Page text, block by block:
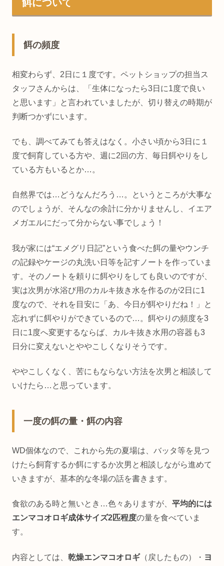
餌について
餌の頻度
相変わらず、2日に１度です。ペットショップの担当ス
タッフさんからは、「生体になったら3日に1度で良い
と思います」と言われていましたが、切り替えの時期が
判断つかずにいます。
でも、調べてみても答えはなく。小さい頃から3日に１
度で飼育している方や、週に2回の方、毎日餌やりをし
ている方もいるとか…。
自然界では…どうなんだろう…。というところが大事な
のでしょうが、そんなの余計に分かりませんし、イエア
メガエルにだって分からない事でしょう！
我が家には“エメグリ日記”という食べた餌の量やウンチ
の記録やケージの丸洗い日等を記すノートを作っていま
す。そのノートを頼りに餌やりをしても良いのですが、
実は次男が水浴び用のカルキ抜き水を作るのが2日に1
度なので、それを目安に「あ、今日が餌やりだね！」と
忘れずに餌やりができているので…。餌やりの頻度を3
日に1度へ変更するならば、カルキ抜き水用の容器も3
日分に変えないとややこしくなりそうです。
ややこしくなく、苦にもならない方法を次男と相談して
いけたら…と思っています。
一度の餌の量・餌の内容
WD個体なので、これから先の夏場は、バッタ等を見つ
けたら飼育するか餌にするか次男と相談しながら進めて
いきますが、基本的な冬場の話を書きます。
食欲のある時と無いとき…色々ありますが、 平均的には
エンマコオロギ成体サイズ2匹程度の量を食べていま
す。
内容としては、 乾燥エンマコオロギ（戻したもの）・ ヨ